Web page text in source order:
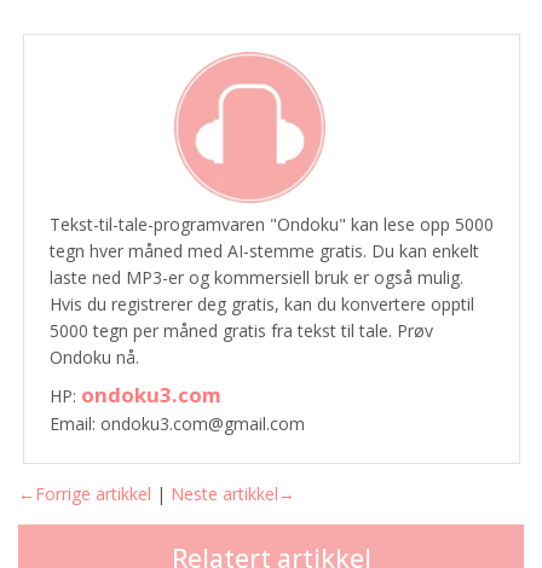
Tekst-til-tale-programvaren "Ondoku" kan lese opp 5000
tegn hver måned med AI-stemme gratis. Du kan enkelt
laste ned MP3-er og kommersiell bruk er også mulig.
Hvis du registrerer deg gratis, kan du konvertere opptil
5000 tegn per måned gratis fra tekst til tale. Prøv
Ondoku nå.
HP: ondoku3.com
Email: ondoku3.com@gmail.com
←Forrige artikkel | Neste artikkel→
Relatert artikkel